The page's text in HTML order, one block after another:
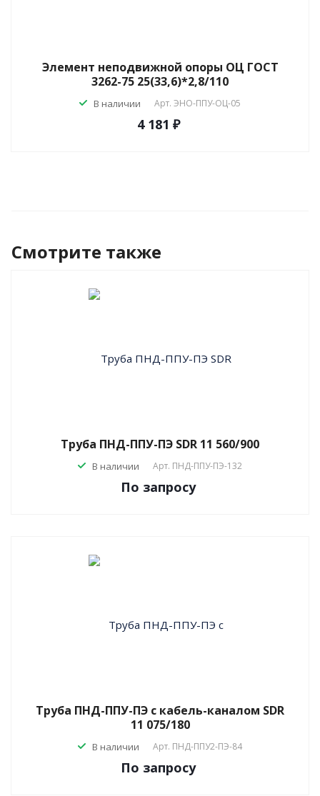
Элемент неподвижной опоры ОЦ ГОСТ
3262-75 25(33,6)*2,8/110
В наличии Арт. ЭНО-ППУ-ОЦ-05
4 181 ₽
Смотрите также
Труба ПНД-ППУ-ПЭ SDR 11 560/900
В наличии Арт. ПНД-ППУ-ПЭ-132
По запросу
Труба ПНД-ППУ-ПЭ с кабель-каналом SDR
11 075/180
В наличии Арт. ПНД-ППУ2-ПЭ-84
По запросу